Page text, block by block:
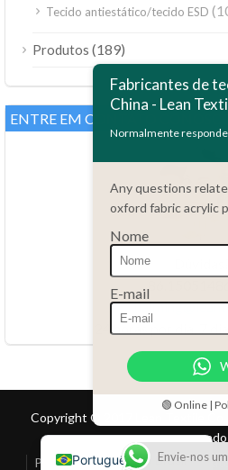
Tecido antiestático/tecido ESD
Produtos (189)
ENTRE EM CONTATO CONOSCO
24 horas por dia, 7
Copyright © 2017 Lean Textile
Página inicial
Produto
Fabricantes de
China - Lean
Normalmente
Any questions
oxford fabric acrylic
Nome
E-mail
🟢 Online |
Envie-nos
Português do Brasil
English
Français
Español
Русский
Tiếng Việt
العربية
Bahasa Indonesia
Polski
Bahasa Melayu
ไทย